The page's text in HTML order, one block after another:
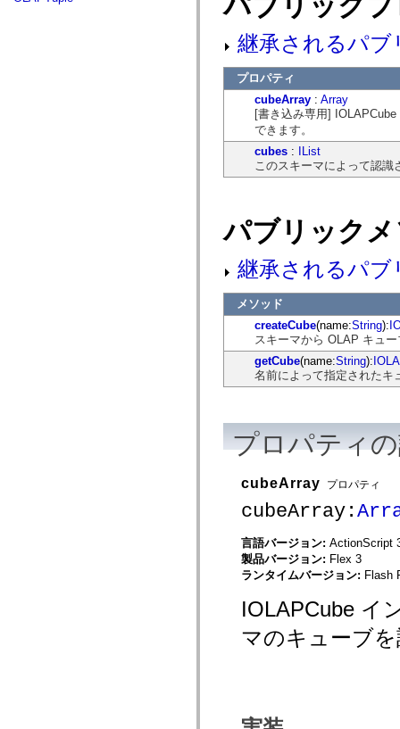
mx.automation.delegates.controls.fileSystemClasses
継承されるパ
プロパティ
cubeArray : Array
[書き込み専用]
できます。
cubes : IList
このスキーマによって認
パブリック
継承されるパ
メソッド
createCube(name:String):
スキーマから OLAP キュ
getCube(name:String):
名前によって指定されたキ
プロパティ
cubeArray プロパティ
cubeArray:
言語バージョン: ActionScript
製品バージョン: Flex 3
ランタイムバージョン: Flash
IOLAPCube イ
マのキューブ